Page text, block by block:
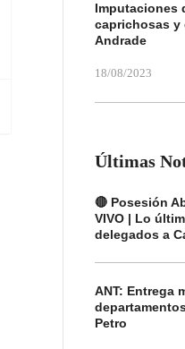
Imputaciones
caprichosas y
Andrade
18/08/2023
Últimas
🔴 Posesión
VIVO | Lo
delegados a
ANT: Entrega
Petro